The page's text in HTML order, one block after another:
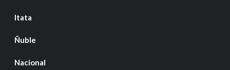
Itata
Ñuble
Nacional